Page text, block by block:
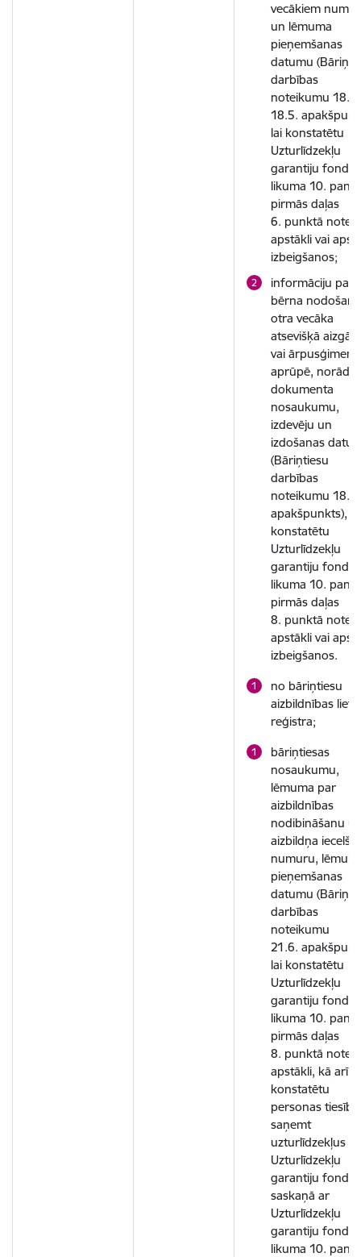
vecākiem
un lēmuma
pieņemšanas
datumu
darbības
noteikumu
18.5.
lai konstatētu
Uzturlīdzekļu
garantiju fonda
likuma 10. panta
pirmās daļas
6. punktā
apstākli vai
izbeigšanos;
informāciju par
bērna nodošanu
otra vecāka
atsevišķā
vai
aprūpē, norādot
dokumenta
nosaukumu,
izdevēju un
izdošanas
(Bāriņtiesu
darbības
noteikumu
apakšpunkts), lai
konstatētu
Uzturlīdzekļu
garantiju fonda
likuma 10. panta
pirmās daļas
8. punktā
apstākli vai
izbeigšanos.
no bāriņtiesu
aizbildnības lietu
reģistra;
bāriņtiesas
nosaukumu,
lēmuma par
aizbildnības
nodibināšanu
aizbildņa
numuru,
pieņemšanas
datumu
darbības
noteikumu
21.6.
lai konstatētu
Uzturlīdzekļu
garantiju fonda
likuma 10. panta
pirmās daļas
8. punktā
apstākli, kā arī
konstatētu
personas
saņemt
uzturlīdzekļus
Uzturlīdzekļu
garantiju fonda
saskaņā ar
Uzturlīdzekļu
garantiju fonda
likuma 10. panta